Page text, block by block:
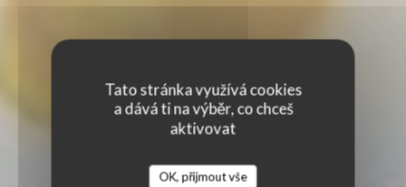
Tato stránka využívá cookies
a dává ti na výběr, co chceš
aktivovat
OK, přijmout vše